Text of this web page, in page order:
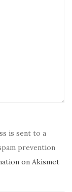
is sent to a
prevention
on Akismet